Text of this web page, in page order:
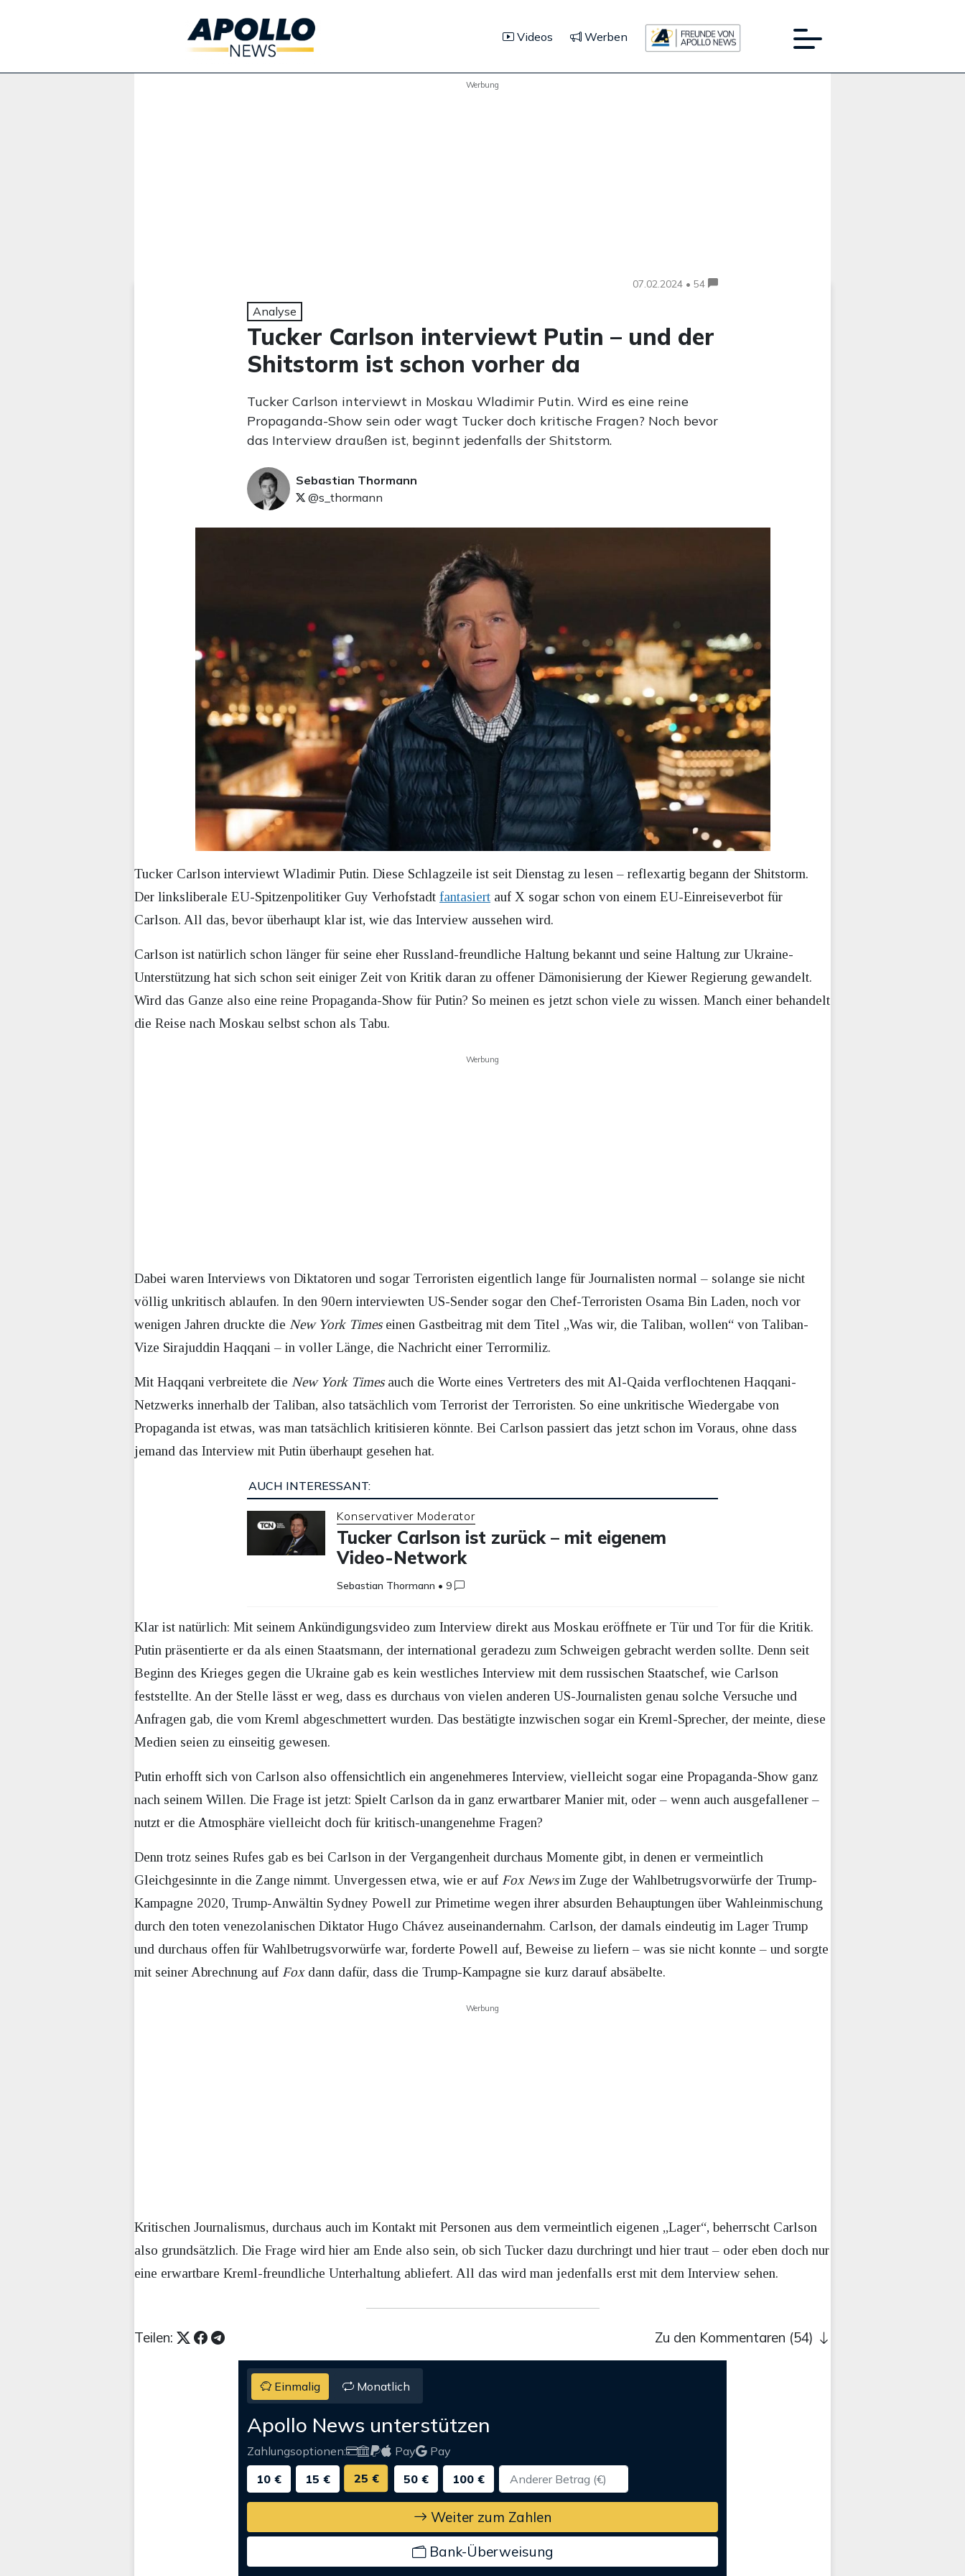
Videos Werben
Werbung
07.02.2024 • 54
Analyse
Tucker Carlson interviewt Putin – und der
Shitstorm ist schon vorher da
Tucker Carlson interviewt in Moskau Wladimir Putin. Wird es eine reine
Propaganda-Show sein oder wagt Tucker doch kritische Fragen? Noch bevor
das Interview draußen ist, beginnt jedenfalls der Shitstorm.
Sebastian Thormann
@s_thormann
Tucker Carlson interviewt Wladimir Putin. Diese Schlagzeile ist seit Dienstag zu lesen – reflexartig begann der Shitstorm.
Der linksliberale EU-Spitzenpolitiker Guy Verhofstadt fantasiert auf X sogar schon von einem EU-Einreiseverbot für
Carlson. All das, bevor überhaupt klar ist, wie das Interview aussehen wird.
Carlson ist natürlich schon länger für seine eher Russland-freundliche Haltung bekannt und seine Haltung zur Ukraine-
Unterstützung hat sich schon seit einiger Zeit von Kritik daran zu offener Dämonisierung der Kiewer Regierung gewandelt.
Wird das Ganze also eine reine Propaganda-Show für Putin? So meinen es jetzt schon viele zu wissen. Manch einer behandelt
die Reise nach Moskau selbst schon als Tabu.
Werbung
Dabei waren Interviews von Diktatoren und sogar Terroristen eigentlich lange für Journalisten normal – solange sie nicht
völlig unkritisch ablaufen. In den 90ern interviewten US-Sender sogar den Chef-Terroristen Osama Bin Laden, noch vor
wenigen Jahren druckte die New York Timeseinen Gastbeitrag mit dem Titel „Was wir, die Taliban, wollen“ von Taliban-
Vize Sirajuddin Haqqani – in voller Länge, die Nachricht einer Terrormiliz.
Mit Haqqani verbreitete die New York Timesauch die Worte eines Vertreters des mit Al-Qaida verflochtenen Haqqani-
Netzwerks innerhalb der Taliban, also tatsächlich vom Terrorist der Terroristen. So eine unkritische Wiedergabe von
Propaganda ist etwas, was man tatsächlich kritisieren könnte. Bei Carlson passiert das jetzt schon im Voraus, ohne dass
jemand das Interview mit Putin überhaupt gesehen hat.
AUCH INTERESSANT:
Konservativer Moderator
Tucker Carlson ist zurück – mit eigenem
Video-Network
Sebastian Thormann • 9
Klar ist natürlich: Mit seinem Ankündigungsvideo zum Interview direkt aus Moskau eröffnete er Tür und Tor für die Kritik.
Putin präsentierte er da als einen Staatsmann, der international geradezu zum Schweigen gebracht werden sollte. Denn seit
Beginn des Krieges gegen die Ukraine gab es kein westliches Interview mit dem russischen Staatschef, wie Carlson
feststellte. An der Stelle lässt er weg, dass es durchaus von vielen anderen US-Journalisten genau solche Versuche und
Anfragen gab, die vom Kreml abgeschmettert wurden. Das bestätigte inzwischen sogar ein Kreml-Sprecher, der meinte, diese
Medien seien zu einseitig gewesen.
Putin erhofft sich von Carlson also offensichtlich ein angenehmeres Interview, vielleicht sogar eine Propaganda-Show ganz
nach seinem Willen. Die Frage ist jetzt: Spielt Carlson da in ganz erwartbarer Manier mit, oder – wenn auch ausgefallener –
nutzt er die Atmosphäre vielleicht doch für kritisch-unangenehme Fragen?
Denn trotz seines Rufes gab es bei Carlson in der Vergangenheit durchaus Momente gibt, in denen er vermeintlich
Gleichgesinnte in die Zange nimmt. Unvergessen etwa, wie er auf Fox Newsim Zuge der Wahlbetrugsvorwürfe der Trump-
Kampagne 2020, Trump-Anwältin Sydney Powell zur Primetime wegen ihrer absurden Behauptungen über Wahleinmischung
durch den toten venezolanischen Diktator Hugo Chávez auseinandernahm. Carlson, der damals eindeutig im Lager Trump
und durchaus offen für Wahlbetrugsvorwürfe war, forderte Powell auf, Beweise zu liefern – was sie nicht konnte – und sorgte
mit seiner Abrechnung auf Foxdann dafür, dass die Trump-Kampagne sie kurz darauf absäbelte.
Werbung
Kritischen Journalismus, durchaus auch im Kontakt mit Personen aus dem vermeintlich eigenen „Lager“, beherrscht Carlson
also grundsätzlich. Die Frage wird hier am Ende also sein, ob sich Tucker dazu durchringt und hier traut – oder eben doch nur
eine erwartbare Kreml-freundliche Unterhaltung abliefert. All das wird man jedenfalls erst mit dem Interview sehen.
Teilen: Zu den Kommentaren (54)
Einmalig Monatlich
Apollo News unterstützen
Zahlungsoptionen: Pay
Pay
10 €
15 € 25 € 50 € 100 €
Weiter zum Zahlen
Bank-Überweisung